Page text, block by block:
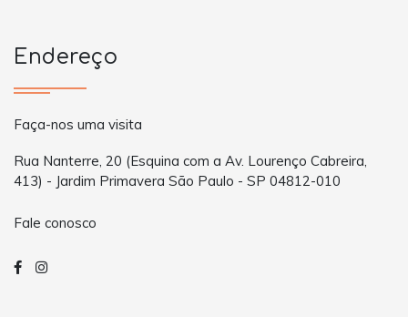
Endereço
Faça-nos uma visita
Rua Nanterre, 20 (Esquina com a Av. Lourenço Cabreira,
413) - Jardim Primavera São Paulo - SP 04812-010
Fale conosco